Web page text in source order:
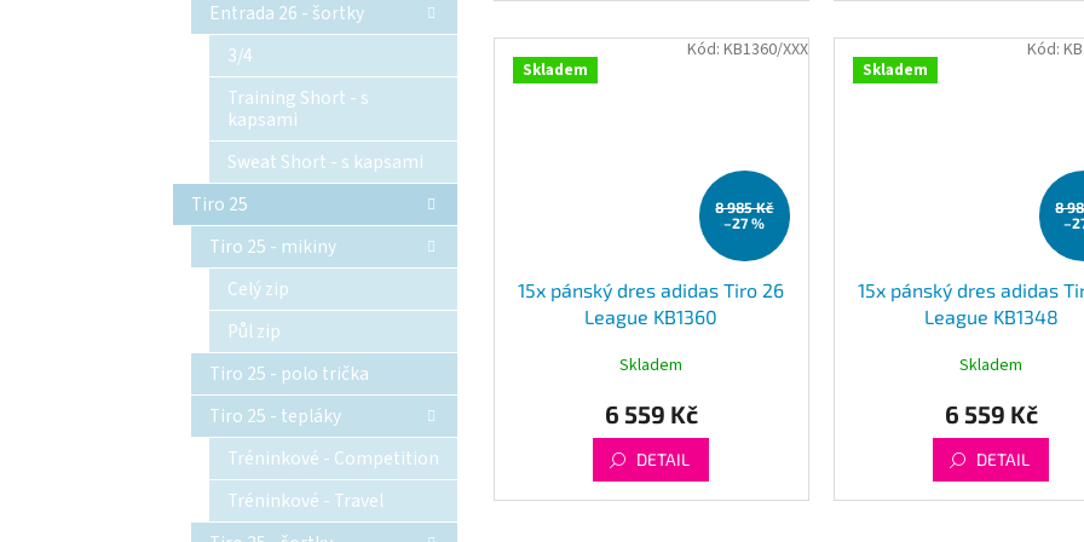
Entrada 26 - šortky
3/4
Training Short - s
kapsami
Sweat Short - s kapsami
Tiro 25
Tiro 25 - mikiny
Celý zip
Půl zip
Tiro 25 - polo trička
Tiro 25 - tepláky
Tréninkové - Competition
Tréninkové - Travel
Skladem
8 985 Kč
–27 %
15x pánský dres adidas Tiro 26
League KB1360
Skladem
6 559 Kč
DETAIL
Kód: KB1360/XXX
Skladem
8
15x pánský dres adidas
League KB1348
Skladem
6 559 Kč
DETAIL
Kód: